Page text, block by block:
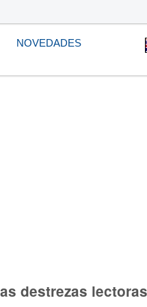
NOVEDADES
destrezas lectoras